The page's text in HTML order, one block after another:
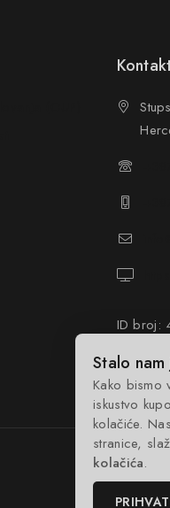
ID broj:
PDV
Stalo
Kako bismo
iskustvo
kolačiće.
stranice,
kolačića.